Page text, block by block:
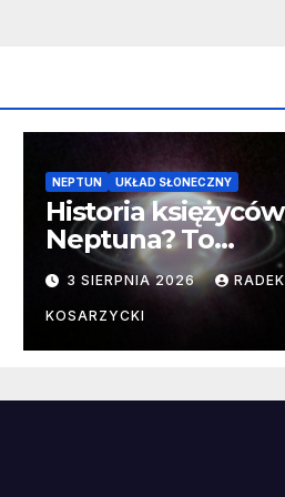
NEPTUN UKŁAD SŁONECZNY
Historia księżyców
Neptuna? To
skomplikowane
3 SIERPNIA 2026 RADEK
KOSARZYCKI